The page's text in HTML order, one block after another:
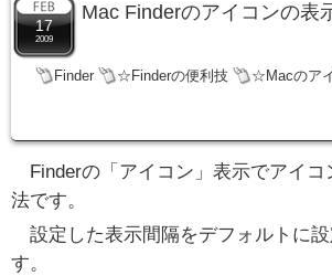
17
2009
Mac Finderのアイコンの表
Finder ☆Finderの便利技 ☆Macのア
Finderの「アイコン」表示でアイ
法です。
設定した表示間隔をデフォルトに
す。